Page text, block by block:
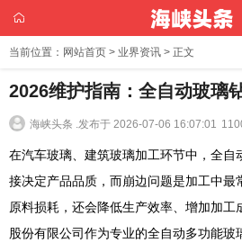
当前位置： 网站首页 > 业界资讯 > 正文
2026维护指南：全自动玻璃
海峡头条 .发布于 2026-07-06 16:07:01
在汽车玻璃、建筑玻璃加工环节中，全自
接决定产品品质，而崩边问题是加工中最
原料损耗，还会降低生产效率、增加加工
股份有限公司作为专业的全自动多功能玻